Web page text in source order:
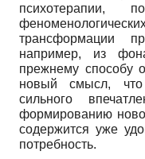
психотерапии,
трансформации
например, из
прежнему способу
новый смысл, что
сильного
формированию
содержится уже
потребность.